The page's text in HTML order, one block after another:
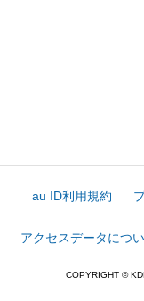
au ID利用規約
アクセスデータにつ
COPYRIGHT ©